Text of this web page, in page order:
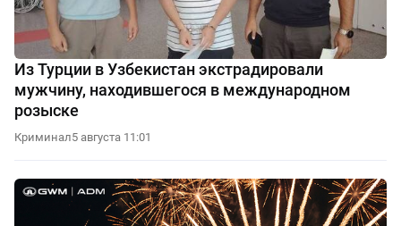
Из Турции в Узбекистан экстрадировали
мужчину, находившегося в международном
розыске
Криминал5 августа 11:01